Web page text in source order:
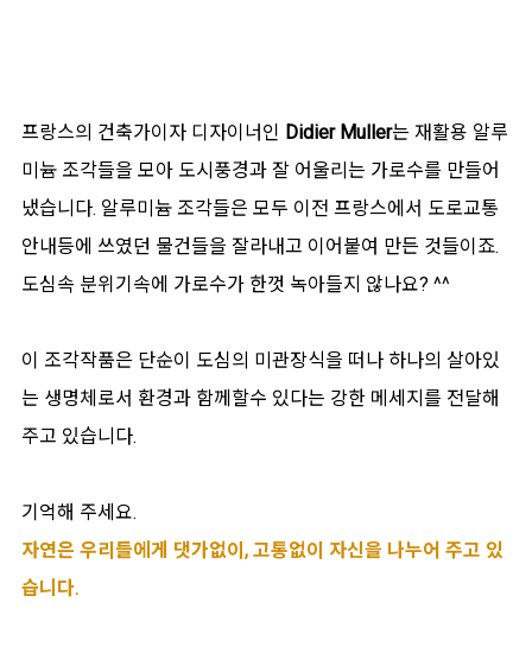
프랑스의 건축가이자 디자이너인 Didier Muller는 재활용 알루
미늄 조각들을 모아 도시풍경과 잘 어울리는 가로수를 만들어
냈습니다. 알루미늄 조각들은 모두 이전 프랑스에서 도로교통
안내등에 쓰였던 물건들을 잘라내고 이어붙여 만든 것들이죠.
도심속 분위기속에 가로수가 한껏 녹아들지 않나요? ^^
이 조각작품은 단순이 도심의 미관장식을 떠나 하나의 살아있
는 생명체로서 환경과 함께할수 있다는 강한 메세지를 전달해
주고 있습니다.
기억해 주세요.
자연은 우리들에게 댓가없이, 고통없이 자신을 나누어 주고 있
습니다.